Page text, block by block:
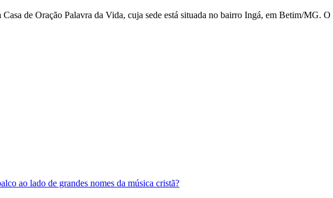
de Oração Palavra da Vida, cuja sede está situada no bairro Ingá, em Betim/MG.